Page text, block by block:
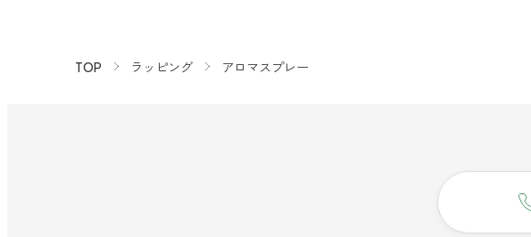
TOP ラッピング アロマスプレー